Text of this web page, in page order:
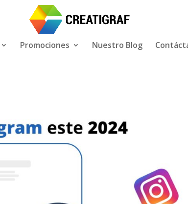
Promociones Nuestro Blog